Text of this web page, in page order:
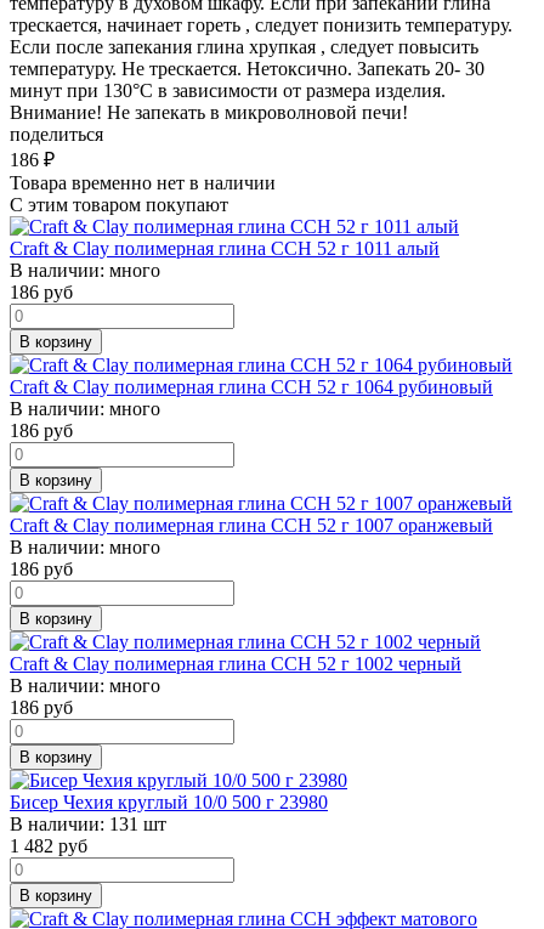
трескается, начинает гореть , следует понизить температуру.
Если после запекания глина хрупкая , следует повысить
температуру. Не трескается. Нетоксично. Запекать 20- 30
минут при 130°C в зависимости от размера изделия.
Внимание! Не запекать в микроволновой печи!
поделиться
186 ₽
Товара временно нет в наличии
С этим товаром покупают
Craft & Clay полимерная глина CCH 52 г 1011 алый
В наличии: много
186 руб
В корзину
Craft & Clay полимерная глина CCH 52 г 1064 рубиновый
В наличии: много
186 руб
В корзину
Craft & Clay полимерная глина CCH 52 г 1007 оранжевый
В наличии: много
186 руб
В корзину
Craft & Clay полимерная глина CCH 52 г 1002 черный
В наличии: много
186 руб
В корзину
Бисер Чехия круглый 10/0 500 г 23980
В наличии: 131 шт
1 482 руб
В корзину